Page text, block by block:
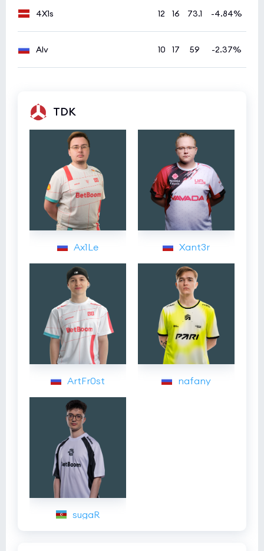
4X1s 12 16 73.1 -4.84%
Alv 10 17 59 -2.37%
TDK
Ax1Le Xant3r
ArtFr0st nafany
sugaR